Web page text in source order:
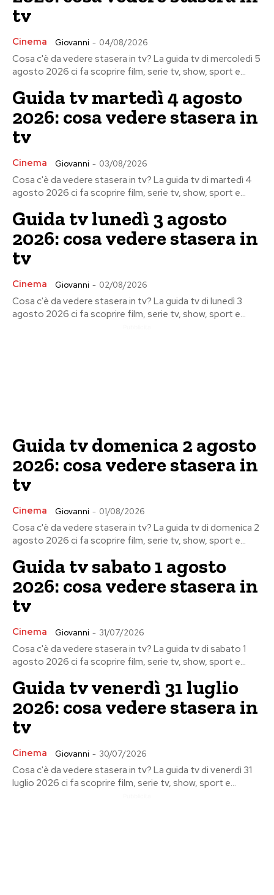
tv
Cinema Giovanni - 04/08/2026
Cosa c'è da vedere stasera in tv? La guida tv di mercoledì 5
agosto 2026 ci fa scoprire film, serie tv, show, sport e...
Guida tv martedì 4 agosto
2026: cosa vedere stasera in
tv
Cinema Giovanni - 03/08/2026
Cosa c'è da vedere stasera in tv? La guida tv di martedì 4
agosto 2026 ci fa scoprire film, serie tv, show, sport e...
Guida tv lunedì 3 agosto
2026: cosa vedere stasera in
tv
Cinema Giovanni - 02/08/2026
Cosa c'è da vedere stasera in tv? La guida tv di lunedì 3
agosto 2026 ci fa scoprire film, serie tv, show, sport e...
Guida tv domenica 2 agosto
2026: cosa vedere stasera in
tv
Cinema Giovanni - 01/08/2026
Cosa c'è da vedere stasera in tv? La guida tv di domenica 2
agosto 2026 ci fa scoprire film, serie tv, show, sport e...
Guida tv sabato 1 agosto
2026: cosa vedere stasera in
tv
Cinema Giovanni - 31/07/2026
Cosa c'è da vedere stasera in tv? La guida tv di sabato 1
agosto 2026 ci fa scoprire film, serie tv, show, sport e...
Guida tv venerdì 31 luglio
2026: cosa vedere stasera in
tv
Cinema Giovanni - 30/07/2026
Cosa c'è da vedere stasera in tv? La guida tv di venerdì 31
luglio 2026 ci fa scoprire film, serie tv, show, sport e...